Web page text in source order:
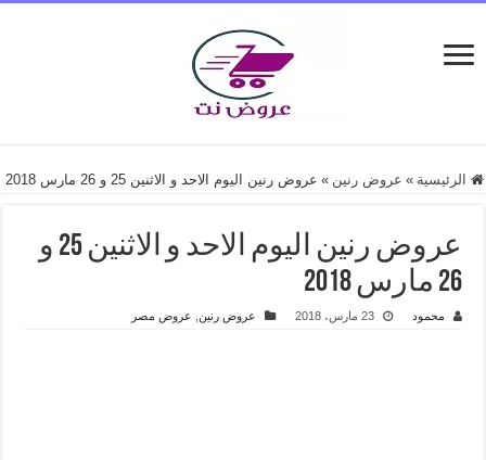
الرئيسية » عروض رنين » عروض رنين اليوم الاحد و الاثنين 25 و 26 مارس 2018
عروض رنين اليوم الاحد و الاثنين 25 و
26 مارس 2018
محمود 23 مارس، 2018 عروض رنين, عروض مصر